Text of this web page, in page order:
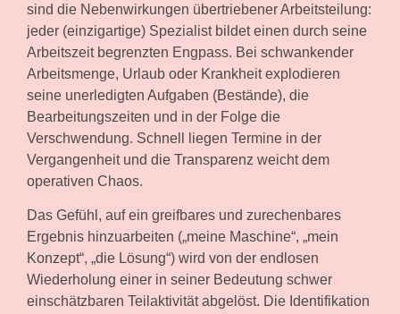
sind die Nebenwirkungen übertriebener Arbeitsteilung:
jeder (einzigartige) Spezialist bildet einen durch seine
Arbeitszeit begrenzten Engpass. Bei schwankender
Arbeitsmenge, Urlaub oder Krankheit explodieren
seine unerledigten Aufgaben (Bestände), die
Bearbeitungszeiten und in der Folge die
Verschwendung. Schnell liegen Termine in der
Vergangenheit und die Transparenz weicht dem
operativen Chaos.
Das Gefühl, auf ein greifbares und zurechenbares
Ergebnis hinzuarbeiten („meine Maschine“, „mein
Konzept“, „die Lösung“) wird von der endlosen
Wiederholung einer in seiner Bedeutung schwer
einschätzbaren Teilaktivität abgelöst. Die Identifikation